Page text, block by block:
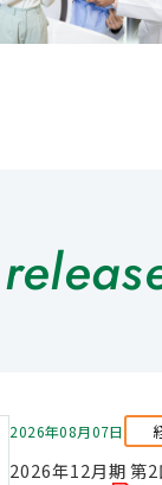
2026年08月07日
2026年12月期 第2